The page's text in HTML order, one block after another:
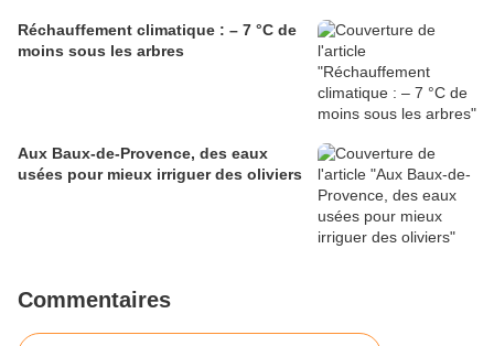
Réchauffement climatique : – 7 °C de
moins sous les arbres
Aux Baux-de-Provence, des eaux
usées pour mieux irriguer des oliviers
Commentaires